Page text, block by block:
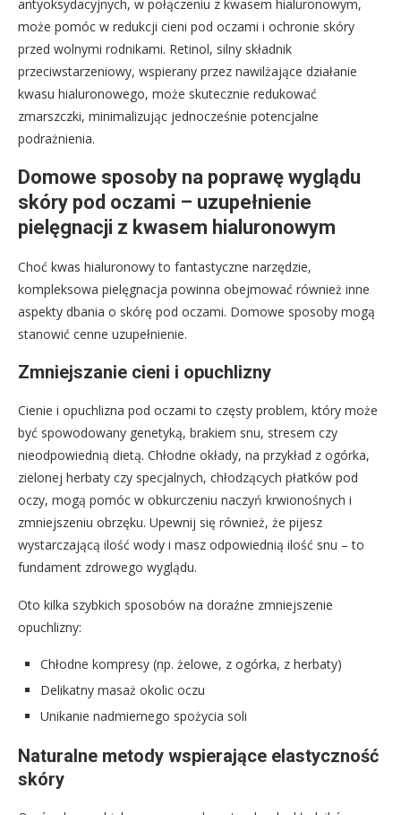
antyoksydacyjnych, w połączeniu z kwasem hialuronowym,
może pomóc w redukcji cieni pod oczami i ochronie skóry
przed wolnymi rodnikami. Retinol, silny składnik
przeciwstarzeniowy, wspierany przez nawilżające działanie
kwasu hialuronowego, może skutecznie redukować
zmarszczki, minimalizując jednocześnie potencjalne
podrażnienia.
Domowe sposoby na poprawę wyglądu
skóry pod oczami – uzupełnienie
pielęgnacji z kwasem hialuronowym
Choć kwas hialuronowy to fantastyczne narzędzie,
kompleksowa pielęgnacja powinna obejmować również inne
aspekty dbania o skórę pod oczami. Domowe sposoby mogą
stanowić cenne uzupełnienie.
Zmniejszanie cieni i opuchlizny
Cienie i opuchlizna pod oczami to częsty problem, który może
być spowodowany genetyką, brakiem snu, stresem czy
nieodpowiednią dietą. Chłodne okłady, na przykład z ogórka,
zielonej herbaty czy specjalnych, chłodzących płatków pod
oczy, mogą pomóc w obkurczeniu naczyń krwionośnych i
zmniejszeniu obrzęku. Upewnij się również, że pijesz
wystarczającą ilość wody i masz odpowiednią ilość snu – to
fundament zdrowego wyglądu.
Oto kilka szybkich sposobów na doraźne zmniejszenie
opuchlizny:
Chłodne kompresy (np. żelowe, z ogórka, z herbaty)
Delikatny masaż okolic oczu
Unikanie nadmiernego spożycia soli
Naturalne metody wspierające elastyczność
skóry